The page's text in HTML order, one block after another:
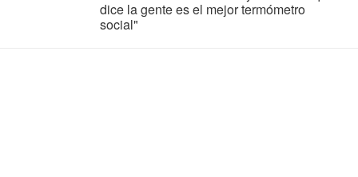
dice la gente es el mejor termómetro
social"